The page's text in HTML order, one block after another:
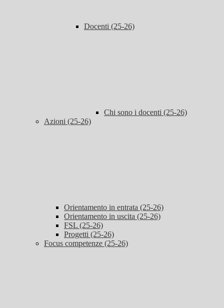
Docenti (25-26)
Chi sono i docenti (25-26)
Azioni (25-26)
Orientamento in entrata (25-26)
Orientamento in uscita (25-26)
FSL (25-26)
Progetti (25-26)
Focus competenze (25-26)